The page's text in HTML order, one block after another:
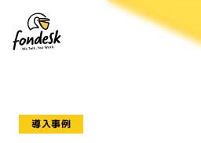
導入事例